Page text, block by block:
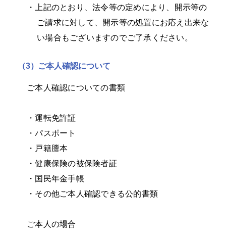
・
上記のとおり、法令等の定めにより、開示等の
ご請求に対して、開示等の処置にお応え出来な
い場合もございますのでご了承ください。
（3） ご本人確認について
ご本人確認についての書類
・運転免許証
・パスポート
・ 戸籍謄本
・健康保険の被保険者証
・ 国民年金手帳
・ その他ご本人確認できる公的書類
ご本人の場合